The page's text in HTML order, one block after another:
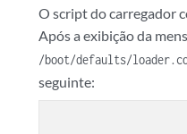
O script do carregador
Após a exibição da
/boot/defaults/
seguinte: